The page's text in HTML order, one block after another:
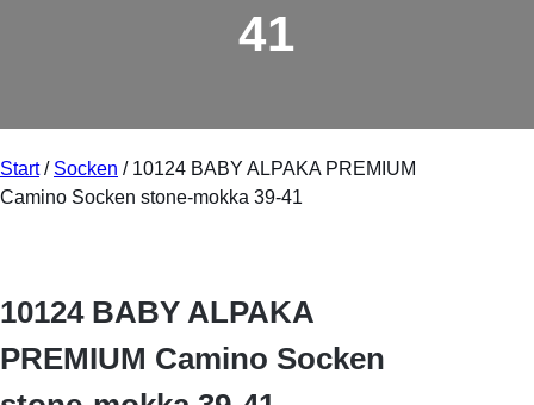
41
Start/ Socken / 10124 BABY ALPAKA PREMIUM
Camino Socken stone-mokka 39-41
10124 BABY ALPAKA
PREMIUM Camino Socken